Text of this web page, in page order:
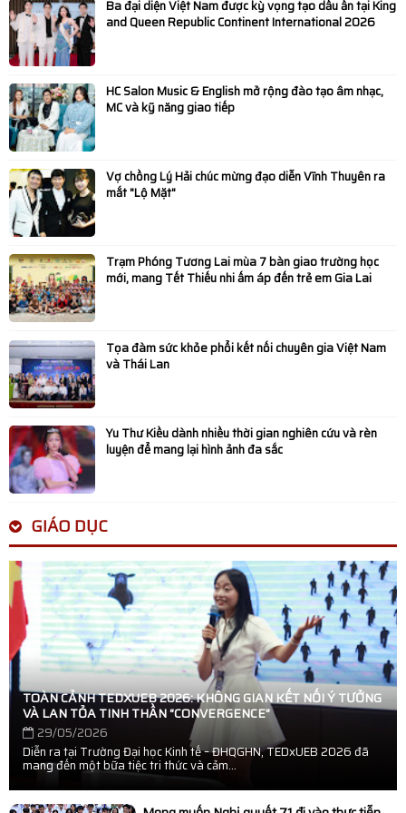
Ba đại diện Việt Nam được kỳ vọng tạo dấu ấn tại King
and Queen Republic Continent International 2026
HC Salon Music & English mở rộng đào tạo âm nhạc,
MC và kỹ năng giao tiếp
Vợ chồng Lý Hải chúc mừng đạo diễn Vĩnh Thuyên ra
mắt "Lộ Mặt"
Trạm Phóng Tương Lai mùa 7 bàn giao trường học
mới, mang Tết Thiếu nhi ấm áp đến trẻ em Gia Lai
Tọa đàm sức khỏe phổi kết nối chuyên gia Việt Nam
và Thái Lan
Yu Thư Kiều dành nhiều thời gian nghiên cứu và rèn
luyện để mang lại hình ảnh đa sắc
GIÁO DỤC
TOÀN CẢNH TEDXUEB 2026: KHÔNG GIAN KẾT NỐI Ý TƯỞNG
VÀ LAN TỎA TINH THẦN “CONVERGENCE”
29/05/2026
Diễn ra tại Trường Đại học Kinh tế – ĐHQGHN, TEDxUEB 2026 đã
mang đến một bữa tiệc tri thức và cảm...